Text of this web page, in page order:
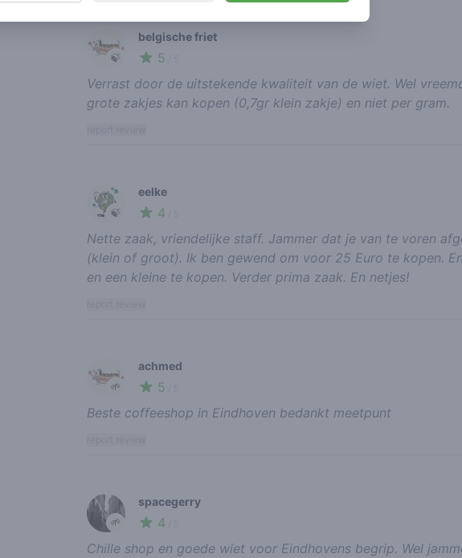
🍃
belgische friet
5
Verrast door de uitstekende kwaliteit van de wiet. Wel
grote zakjes kan kopen (0,7gr klein zakje) en niet per gram.
🍃
eelke
4
Nette zaak, vriendelijke staff. Jammer dat je van te voren
(klein of groot). Ik ben gewend om voor 25 Euro te kopen.
en een kleine te kopen. Verder prima zaak. En netjes!
🌱
achmed
5
Beste coffeeshop in Eindhoven bedankt meetpunt
🌱
spacegerry
4
Chille shop en goede wiet voor Eindhovens begrip. Wel